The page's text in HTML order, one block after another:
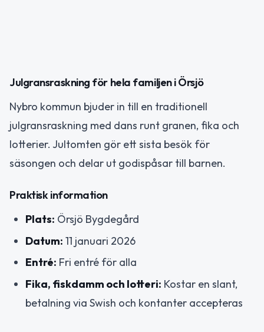
Julgransraskning för hela familjen i Örsjö
Nybro kommun bjuder in till en traditionell
julgransraskning med dans runt granen, fika och
lotterier. Jultomten gör ett sista besök för
säsongen och delar ut godispåsar till barnen.
Praktisk information
Plats: Örsjö Bygdegård
Datum: 11 januari 2026
Entré: Fri entré för alla
Fika, fiskdamm och lotteri: Kostar en slant,
betalning via Swish och kontanter accepteras